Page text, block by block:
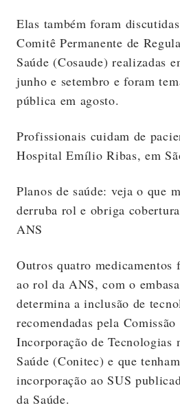
Elas também foram
Comitê Permanente de
Saúde (Cosaude) realizadas
junho e setembro e foram
pública em agosto.
Profissionais cuidam de
Hospital Emílio Ribas, em
Planos de saúde: veja o que
derruba rol e obriga
ANS
Outros quatro medicamentos
ao rol da ANS, com o
determina a inclusão de
recomendadas pela
Incorporação de Tecnologias
Saúde (Conitec) e que
incorporação ao SUS
da Saúde.